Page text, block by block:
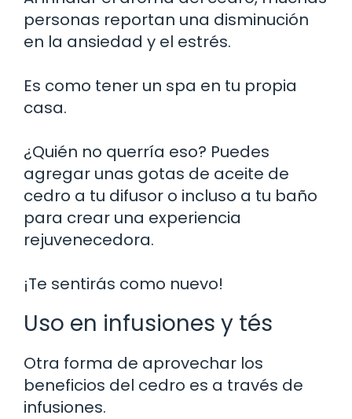
personas reportan una disminución
en la ansiedad y el estrés.
Es como tener un spa en tu propia
casa.
¿Quién no querría eso? Puedes
agregar unas gotas de aceite de
cedro a tu difusor o incluso a tu baño
para crear una experiencia
rejuvenecedora.
¡Te sentirás como nuevo!
Uso en infusiones y tés
Otra forma de aprovechar los
beneficios del cedro es a través de
infusiones.